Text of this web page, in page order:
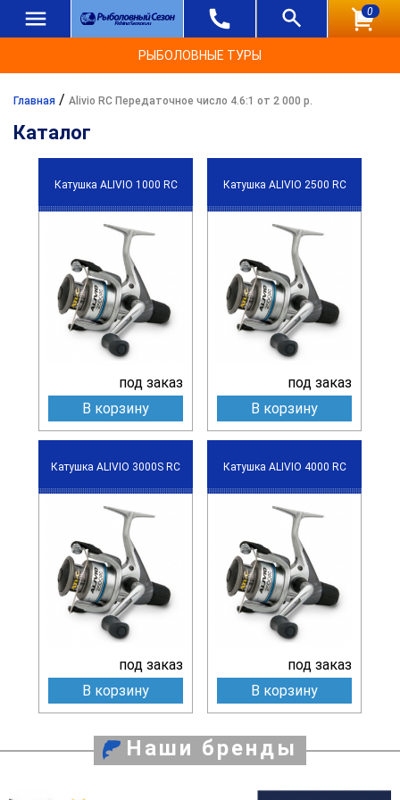
0
РЫБОЛОВНЫЕ ТУРЫ
Главная / Alivio RC Передаточное число 4.6:1 от 2 000 р.
Каталог
Катушка ALIVIO 1000 RC
под заказ
В корзину
Катушка ALIVIO 2500 RC
под заказ
В корзину
Катушка ALIVIO 3000S RC
под заказ
В корзину
Катушка ALIVIO 4000 RC
под заказ
В корзину
Наши бренды